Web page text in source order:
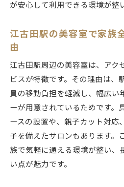
が安心して利用できる環境が整
江古田駅の美容室で家族
由
江古田駅周辺の美容室は、アク
ビスが特徴です。その理由は、
員の移動負担を軽減し、幅広い
ーが用意されているためです。
ースの設置や、親子カット対応
子を備えたサロンもあります。
族で気軽に通える環境が整い、
い点が魅力です。